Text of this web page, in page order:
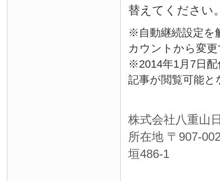
替えてください
※自動継続設定を
カウントから変
※2014年1月7日
記事が閲覧可能
株式会社八重山
所在地 〒 907-
垣486-1